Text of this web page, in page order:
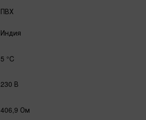
ПВХ
Индия
5 °C
230 В
406,9 Ом